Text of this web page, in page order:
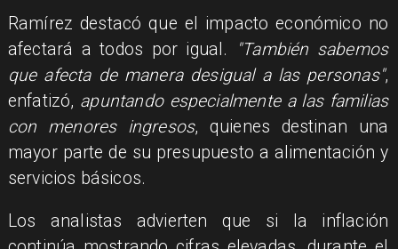
Ramírez destacó que el impacto económico no
afectará a todos por igual.
"También sabemos
que afecta de manera desigual a las personas",
enfatizó, apuntando especialmente a las familias
con menores ingresos, quienes destinan una
mayor parte de su presupuesto a alimentación y
servicios básicos.
Los analistas advierten que si la inflación